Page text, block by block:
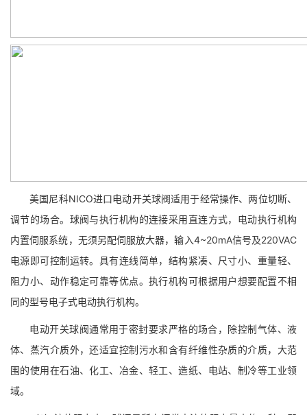
美国尼科NICO进口电动开关球阀适用于经常操作、两位切断、
调节的场合。球阀与执行机构的连接采用直连方式，电动执行机构
内置伺服系统，无须另配伺服放大器，输入4~20mA信号及220VAC
电源即可控制运转。具有连线简单，结构紧凑、尺寸小、重量轻、
阻力小、动作稳定可靠等优点。执行机构可根据用户想要配置不相
同的型号电子式电动执行机构。
电动开关球阀通常用于密封要求严格的场合，除控制气体、液
体、蒸汽介质外，还适宜控制污水和含有纤维性杂质的介质，大范
围的使用在石油、化工、冶金、轻工、造纸、电站、制冷等工业领
域。